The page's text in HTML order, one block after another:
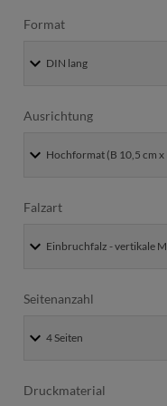
Format
Ausrichtung
Falzart
Seitenanzahl
Druckmaterial